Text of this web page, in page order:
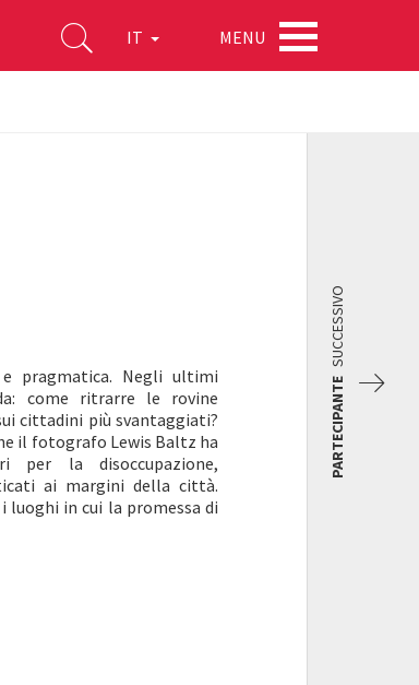
IT MENU
pragmatica. Negli ultimi
come ritrarre le rovine
cittadini più svantaggiati?
il fotografo Lewis Baltz ha
per la disoccupazione,
ai margini della città.
luoghi in cui la promessa di
PARTECIPANTE
SUCCESSIVO